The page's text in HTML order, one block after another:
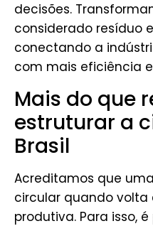
decisões.
considerado resíduo
conectando a
com mais eficiência
Mais do que
estruturar a
Brasil
Acreditamos que
circular quando
produtiva. Para isso,